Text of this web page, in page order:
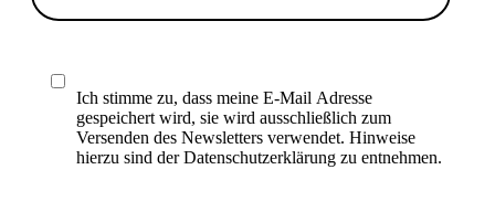
Ich stimme zu, dass meine E-Mail Adresse
gespeichert wird, sie wird ausschließlich zum
Versenden des Newsletters verwendet. Hinweise
hierzu sind der Datenschutzerklärung zu entnehmen.